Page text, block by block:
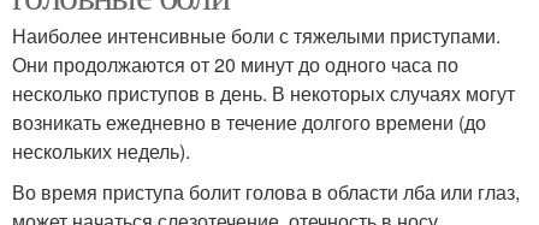
Наиболее интенсивные боли с тяжелыми приступами.
Они продолжаются от 20 минут до одного часа по
несколько приступов в день. В некоторых случаях могут
возникать ежедневно в течение долгого времени (до
нескольких недель).
Во время приступа болит голова в области лба или глаз,